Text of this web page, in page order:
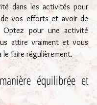
dans les activités pour
vos efforts et avoir de
Optez pour une activité
attire vraiment et vous
le faire régulièrement.
équilibrée et